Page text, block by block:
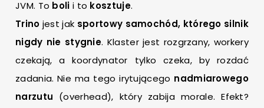
JVM. To boli i to kosztuje.
Trino jest jak sportowy samochód, którego silnik
nigdy nie stygnie. Klaster jest rozgrzany, workery
czekają, a koordynator tylko czeka, by rozdać
zadania. Nie ma tego irytującego nadmiarowego
narzutu (overhead), który zabija morale. Efekt?